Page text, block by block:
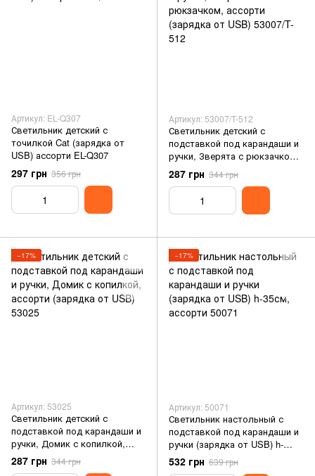
Артикул: EL-Q307
Светильник детский с
точилкой Cat (зарядка от
USB) ассорти EL-Q307
297 грн 356 грн
Артикул: 53007/T-512
Светильник детский с
подставкой под карандаши и
ручки, Зверята с рюкзачком,
ассорти (зарядка от USB)
53007/T-512
287 грн 344 грн
−17%
Артикул: 53025
Светильник детский с
подставкой под карандаши и
ручки, Домик с копилкой,
ассорти (зарядка от USB)
53025
287 грн 344 грн
−17%
Артикул: 50071
Светильник настольный с
подставкой под карандаши и
ручки (зарядка от USB) h-
35см, ассорти 50071
532 грн 639 грн